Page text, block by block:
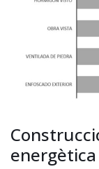
energètica